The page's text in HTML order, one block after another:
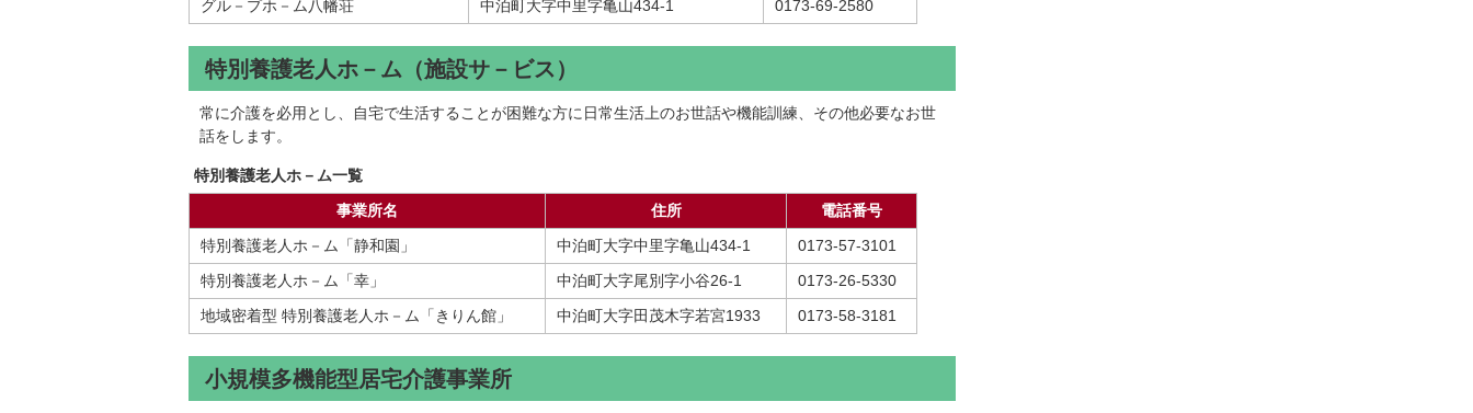
グル－プホ－ム八幡荘
中泊町大字中里字亀山434-1 0173-69-2580
特別養護老人ホ－ム（施設サ－ビス）
常に介護を必用とし、自宅で生活することが困難な方に日常生活上のお世話や機能訓練、その他必要なお世
話をします。
特別養護老人ホ－ム一覧
事業所名
住所
電話番号
特別養護老人ホ－ム「静和園」
中泊町大字中里字亀山434-1
0173-57-3101
特別養護老人ホ－ム「幸」
中泊町大字尾別字小谷26-1
0173-26-5330
地域密着型 特別養護老人ホ－ム「きりん館」
中泊町大字田茂木字若宮1933 0173-58-3181
小規模多機能型居宅介護事業所